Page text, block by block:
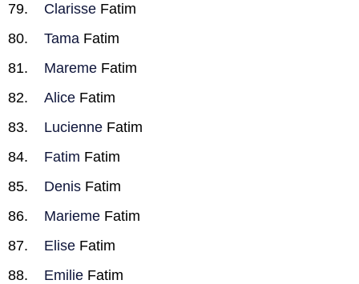
Clarisse Fatim
Tama Fatim
Mareme Fatim
Alice Fatim
Lucienne Fatim
Fatim Fatim
Denis Fatim
Marieme Fatim
Elise Fatim
Emilie Fatim